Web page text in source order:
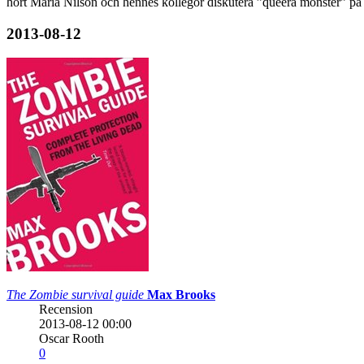
2013-08-12
The Zombie survival guide Max Brooks
Recension
2013-08-12 00:00
Oscar Rooth
0